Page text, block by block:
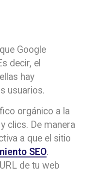
Google
decir, el
hay
usuarios.
orgánico a la
clics. De manera
a que el sitio
SEO.
de tu web